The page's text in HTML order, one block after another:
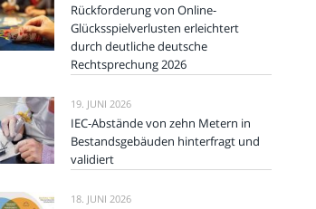
Rückforderung von Online-
Glücksspielverlusten erleichtert
durch deutliche deutsche
Rechtsprechung 2026
19. JUNI 2026
IEC-Abstände von zehn Metern in
Bestandsgebäuden hinterfragt und
validiert
18. JUNI 2026